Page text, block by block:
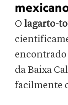
O lagarto-
da Baixa
facilmente